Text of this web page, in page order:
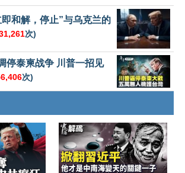
和解，停止”与乌克兰的
次)
停泰柬战争 川普一招见
次)